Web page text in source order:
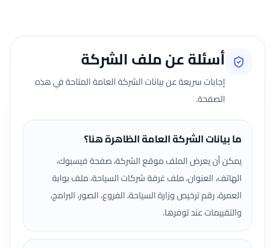
أسئلة عن ملف الشركة
إجابات سريعة عن بيانات الشركة العامة المتاحة في هذه
الصفحة.
ما بيانات الشركة العامة الظاهرة هنا؟
يمكن أن يعرض الملف موقع الشركة، صفحة فيسبوك،
الهاتف، العنوان، ملف غرفة شركات السياحة، ملف بوابة
العمرة، رقم ترخيص وزارة السياحة، الفروع، الصور، البرامج،
والتقييمات عند توفرها.